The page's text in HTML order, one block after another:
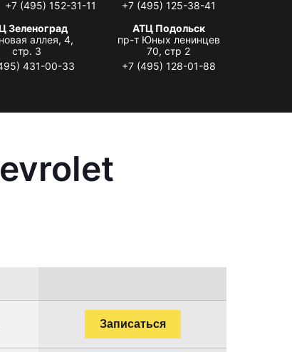
+7 (495) 152-31-11
+7 (495) 125-38-41
Зеленоград
аллея, 4,
стр. 3
431-00-33
АТЦ Подольск
пр-т Юных ленинцев
70, стр 2
+7 (495) 128-01-88
Записаться